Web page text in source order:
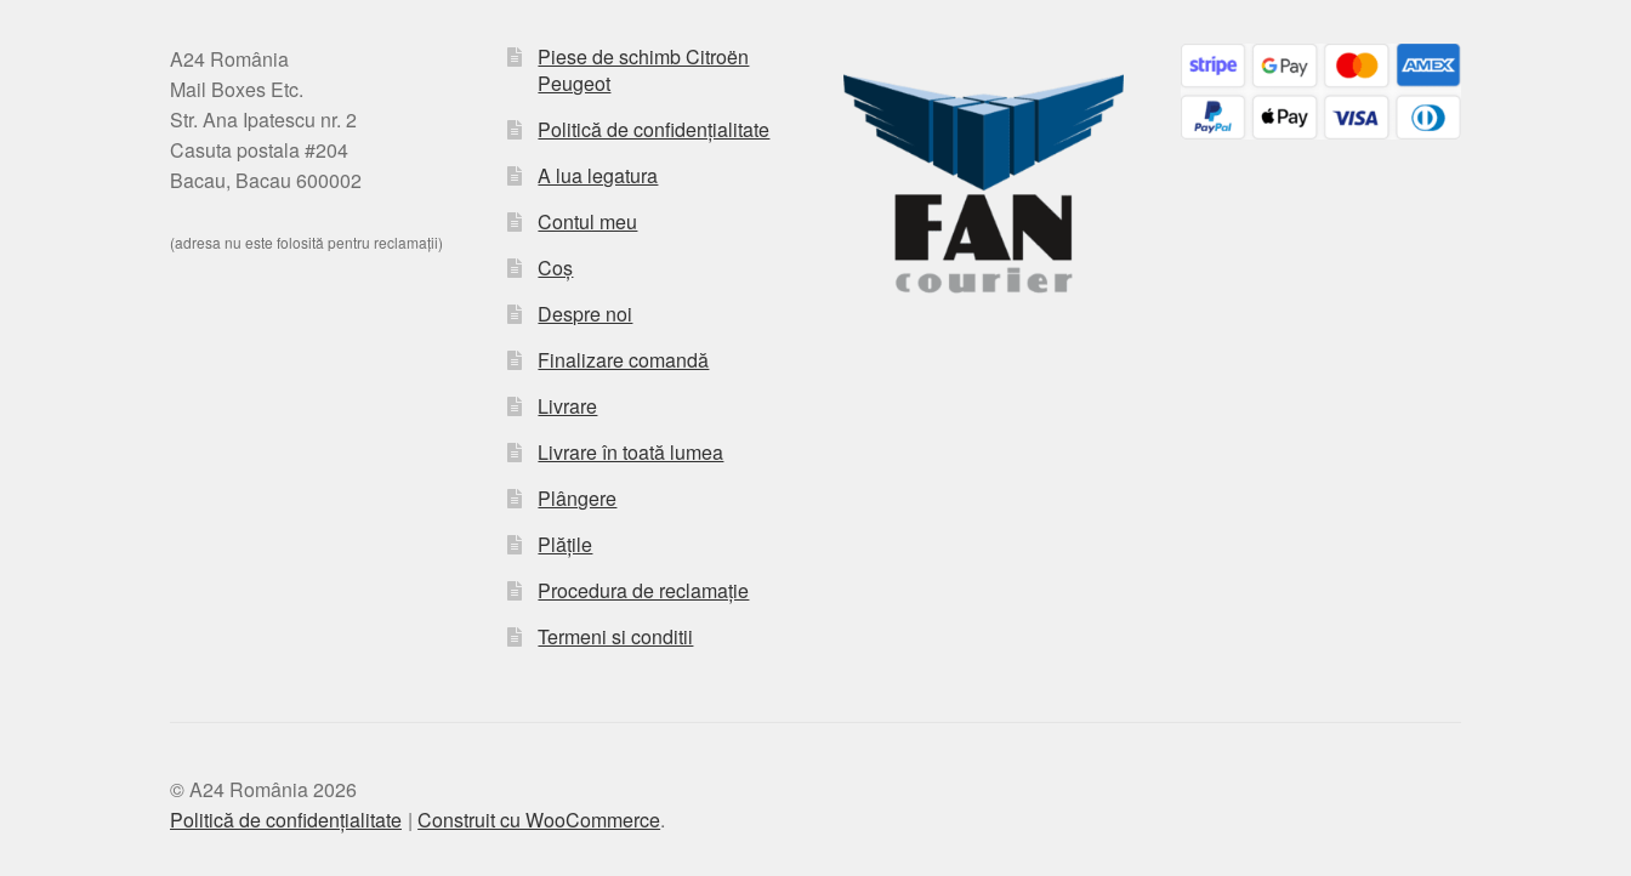
A24 România
Mail Boxes Etc.
Str. Ana Ipatescu nr. 2
Casuta postala #204
Bacau, Bacau 600002
(adresa nu este folosită pentru reclamații)
Piese de schimb Citroën
Peugeot
Politică de confidențialitate
A lua legatura
Contul meu
Coș
Despre noi
Finalizare comandă
Livrare
Livrare în toată lumea
Plângere
Plățile
Procedura de reclamație
Termeni si conditii
© A24 România 2026
Politică de confidențialitate Construit cu WooCommerce.